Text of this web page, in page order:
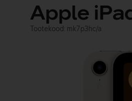
Apple
Tootekood: mk7p3hc/a